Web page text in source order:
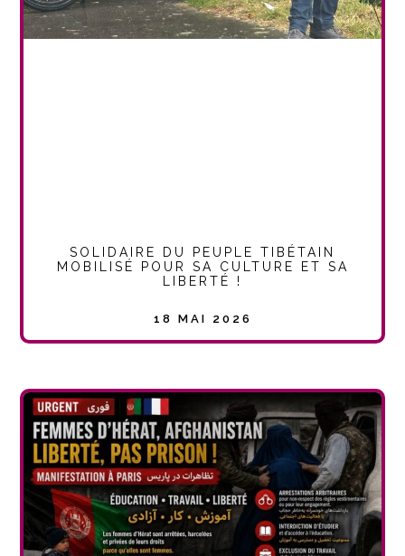
SOLIDAIRE DU PEUPLE TIBÉTAIN
MOBILISÉ POUR SA CULTURE ET SA
LIBERTÉ !
18 MAI 2026